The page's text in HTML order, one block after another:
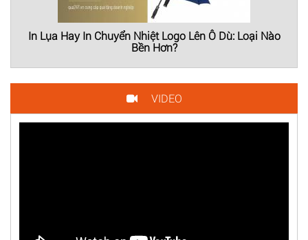
In Lụa Hay In Chuyển Nhiệt Logo Lên Ô Dù: Loại Nào
Bền Hơn?
VIDEO